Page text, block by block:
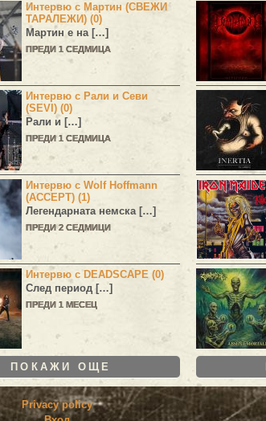
Интервю с Мартин (СВЕЖИ
ТАРАЛЕЖИ) (0)
Мартин е на […]
ПРЕДИ 1 СЕДМИЦА
Интервю с Рали и Севи
(SEVI) (0)
Рали и […]
ПРЕДИ 1 СЕДМИЦА
Интервю с Wolf Hoffmann
(ACCEPT) (1)
Легендарната немска […]
ПРЕДИ 2 СЕДМИЦИ
Интервю с DEADSCAPE (0)
След период […]
ПРЕДИ 1 МЕСЕЦ
ПОКАЖИ ОЩЕ
Privacy policy